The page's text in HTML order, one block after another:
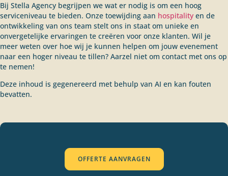
Bij Stella Agency begrijpen we wat er nodig is om een hoog
serviceniveau te bieden. Onze toewijding aan hospitality en de
ontwikkeling van ons team stelt ons in staat om unieke en
onvergetelijke ervaringen te creëren voor onze klanten. Wil je
meer weten over hoe wij je kunnen helpen om jouw evenement
naar een hoger niveau te tillen? Aarzel niet om contact met ons op
te nemen!
Deze inhoud is gegenereerd met behulp van AI en kan fouten
bevatten.
OFFERTE AANVRAGEN